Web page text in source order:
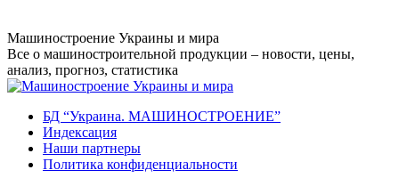
Перейти
к
содержанию
Машиностроение Украины и мира
Все о машиностроительной продукции – новости, цены,
анализ, прогноз, статистика
БД “Украина. МАШИНОСТРОЕНИЕ”
Индекcация
Наши партнеры
Политика конфиденциальности